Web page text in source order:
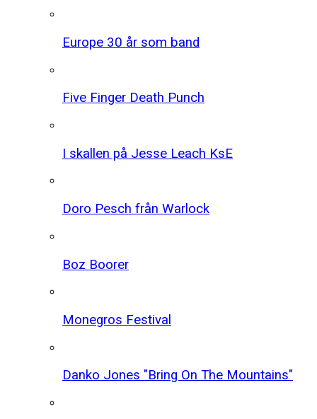
Europe 30 år som band
Five Finger Death Punch
I skallen på Jesse Leach KsE
Doro Pesch från Warlock
Boz Boorer
Monegros Festival
Danko Jones "Bring On The Mountains"